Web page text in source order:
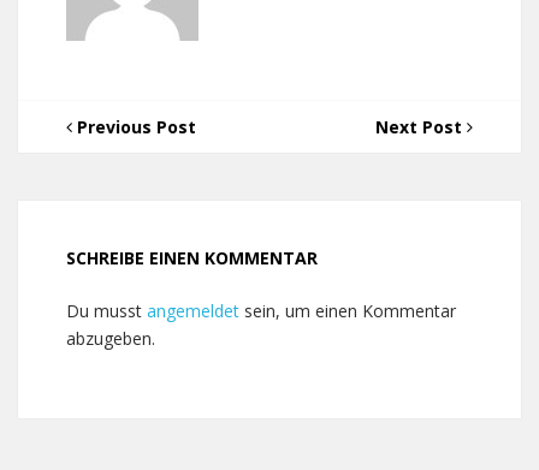
Previous Post Next Post
SCHREIBE EINEN KOMMENTAR
Du musst angemeldet sein, um einen Kommentar
abzugeben.